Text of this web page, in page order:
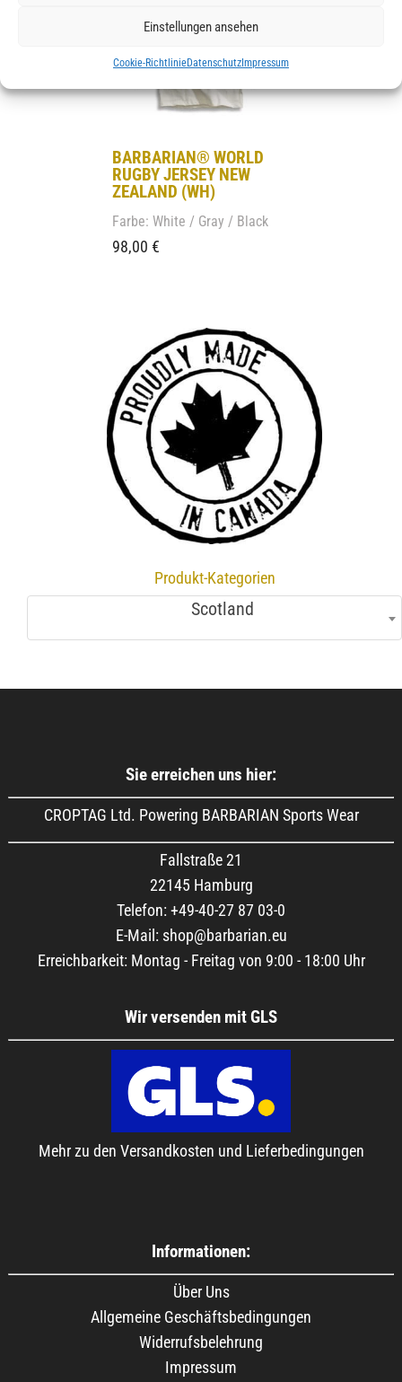
Einstellungen ansehen
Cookie-RichtlinieDatenschutz Impressum
BARBARIAN® WORLD
RUGBY JERSEY NEW
ZEALAND (WH)
Farbe: White / Gray / Black
98,00 €
Produkt-Kategorien
Scotland
Sie erreichen uns hier:
CROPTAG Ltd. Powering BARBARIAN Sports Wear
Fallstraße 21
22145 Hamburg
Telefon: +49-40-27 87 03-0
E-Mail: shop@barbarian.eu
Erreichbarkeit: Montag - Freitag von 9:00 - 18:00 Uhr
Wir versenden mit GLS
Mehr zu den Versandkosten und Lieferbedingungen
Informationen:
Über Uns
Allgemeine Geschäftsbedingungen
Widerrufsbelehrung
Impressum